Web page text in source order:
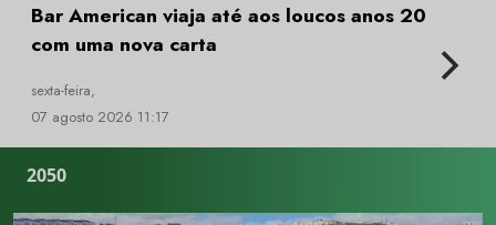
Bar American viaja até aos loucos anos 20
com uma nova carta
sexta-feira,
07 agosto 2026 11:17
2050